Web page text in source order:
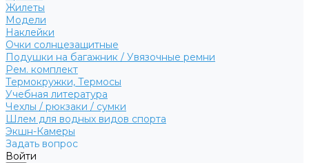
Жилеты
Модели
Наклейки
Очки солнцезащитные
Подушки на багажник / Увязочные ремни
Рем. комплект
Термокружки, Термосы
Учебная литература
Чехлы / рюкзаки / сумки
Шлем для водных видов спорта
Экшн-Камеры
Задать вопрос
Войти